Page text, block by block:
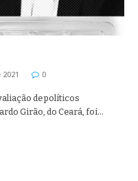
0
de políticos
Girão, do Ceará, foi…